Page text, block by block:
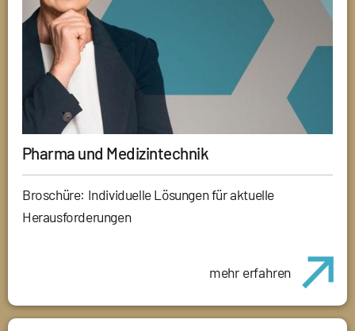
Pharma und Medizintechnik
Broschüre: Individuelle Lösungen für aktuelle
Herausforderungen
mehr erfahren